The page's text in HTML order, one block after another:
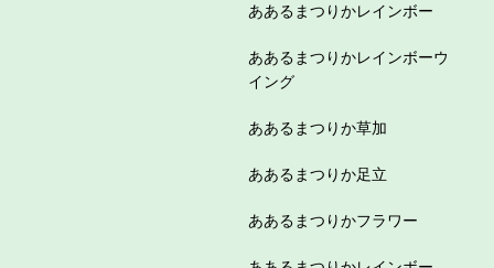
ああるまつりかレインボー
ああるまつりかレインボーウ
イング
ああるまつりか草加
ああるまつりか足立
ああるまつりかフラワー